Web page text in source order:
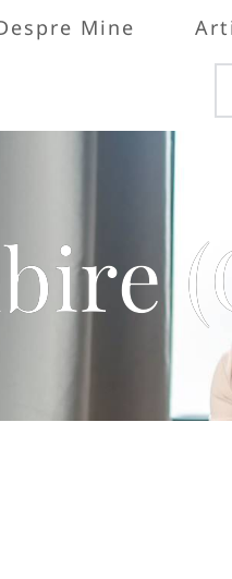
Mine